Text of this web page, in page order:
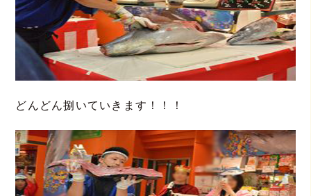
どんどん捌いていきます！！！